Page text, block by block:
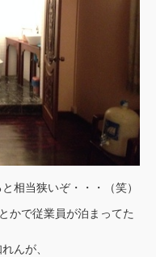
相当狭いぞ・・・（笑）
かで従業員が泊まってた
んが、